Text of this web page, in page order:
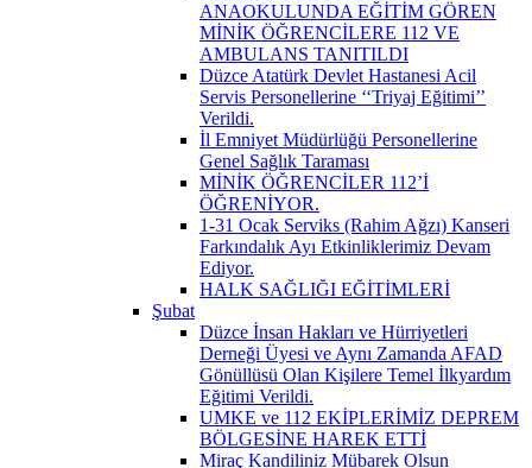
ANAOKULUNDA EĞİTİM GÖREN
MİNİK ÖĞRENCİLERE 112 VE
AMBULANS TANITILDI
Düzce Atatürk Devlet Hastanesi Acil
Servis Personellerine ‘‘Triyaj Eğitimi’’
Verildi.
İl Emniyet Müdürlüğü Personellerine
Genel Sağlık Taraması
MİNİK ÖĞRENCİLER 112’İ
ÖĞRENİYOR.
1-31 Ocak Serviks (Rahim Ağzı) Kanseri
Farkındalık Ayı Etkinliklerimiz Devam
Ediyor.
HALK SAĞLIĞI EĞİTİMLERİ
Şubat
Düzce İnsan Hakları ve Hürriyetleri
Derneği Üyesi ve Aynı Zamanda AFAD
Gönüllüsü Olan Kişilere Temel İlkyardım
Eğitimi Verildi.
UMKE ve 112 EKİPLERİMİZ DEPREM
BÖLGESİNE HAREK ETTİ
Miraç Kandiliniz Mübarek Olsun